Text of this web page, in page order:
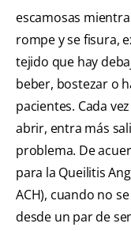
escamosas
rompe y se fisura,
tejido que hay
beber, bostezar o
pacientes. Cada
abrir, entra más
problema. De
para la Queilitis
ACH), cuando no
desde un par de